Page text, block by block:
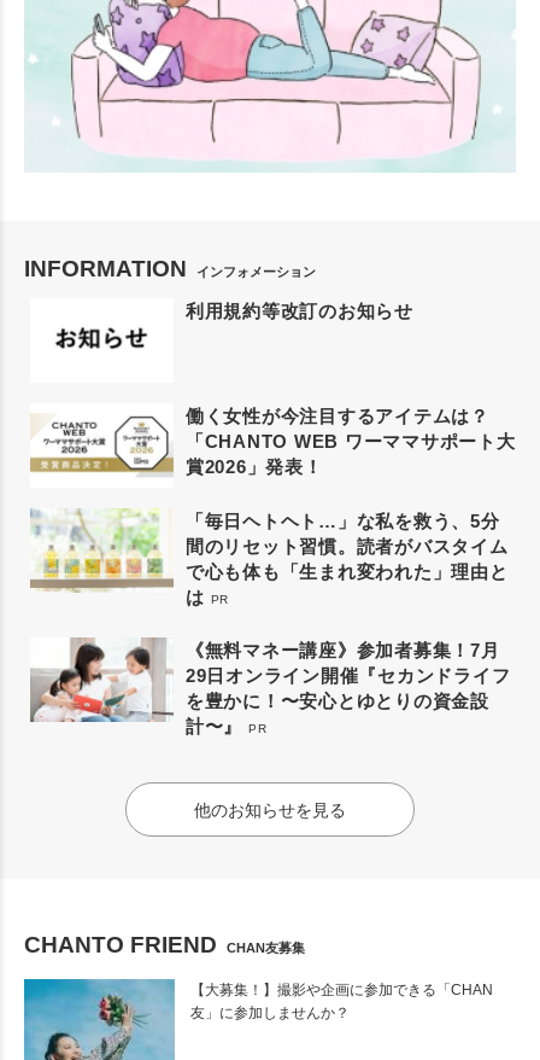
INFORMATION インフォメーション
利用規約等改訂のお知らせ
働く女性が今注目するアイテムは？
「CHANTO WEB ワーママサポート大
賞2026」発表！
「毎日ヘトヘト…」な私を救う、5分
間のリセット習慣。読者がバスタイム
で心も体も「生まれ変われた」理由と
は PR
《無料マネー講座》参加者募集！7月
29日オンライン開催『セカンドライフ
を豊かに！〜安心とゆとりの資金設
計〜』
PR
他のお知らせを見る
CHANTO FRIEND CHAN友募集
【大募集！】撮影や企画に参加できる「CHAN
友」に参加しませんか？